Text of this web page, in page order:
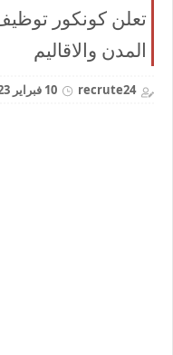
المدن والاقاليم
recrute24 10 فبراير 2023